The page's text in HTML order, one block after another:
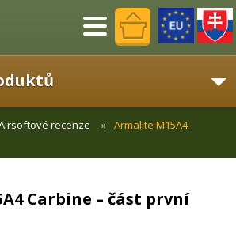
Menu
recenze
Armalite M15A4
Carbine – část první